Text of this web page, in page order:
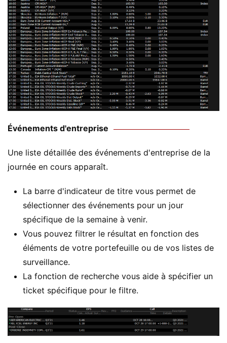
Événements d'entreprise
Une liste détaillée des événements d'entreprise de la
journée en cours apparaît.
La barre d'indicateur de titre vous permet de
sélectionner des événements pour un jour
spécifique de la semaine à venir.
Vous pouvez filtrer le résultat en fonction des
éléments de votre portefeuille ou de vos listes de
surveillance.
La fonction de recherche vous aide à spécifier un
ticket spécifique pour le filtre.